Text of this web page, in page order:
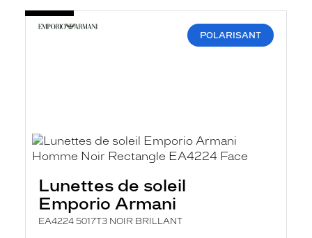
POLARISANT
Lunettes de soleil
Emporio Armani
EA4224 5017T3 NOIR BRILLANT